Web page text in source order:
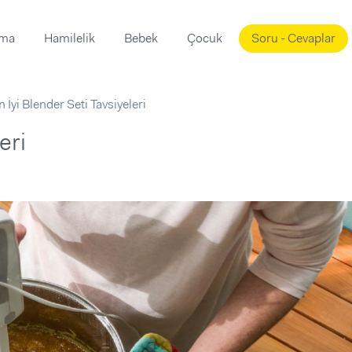
Hamilelik Bebek Çocuk Soru - Cevaplar
İyi Blender Seti Tavsiyeleri